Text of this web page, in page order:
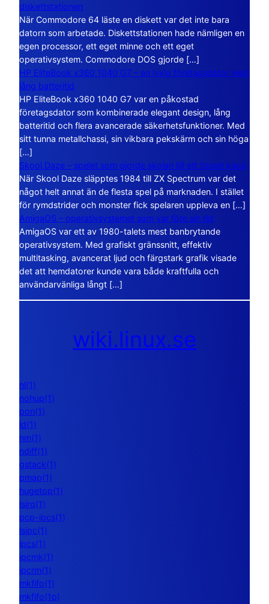
diskettstationen
När Commodore 64 läste en diskett var det inte bara
datorn som arbetade. Diskettstationen hade nämligen en
egen processor, ett eget minne och ett eget
operativsystem. Commodore DOS gjorde […]
HP EliteBook x360 1040 G7 – en lyxig företagsdator med
lång batteritid
HP EliteBook x360 1040 G7 var en påkostad
företagsdator som kombinerade elegant design, lång
batteritid och flera avancerade säkerhetsfunktioner. Med
sitt tunna metallchassi, sin vikbara pekskärm och sin höga
[…]
Skool Daze – spelet som gjorde skolan till ett öppet kaos
När Skool Daze släpptes 1984 till ZX Spectrum var det
något helt annat än de flesta spel på marknaden. I stället
för rymdstrider och monster fick spelaren uppleva en […]
AmigaOS – operativsystemet som var före sin tid
AmigaOS var ett av 1980-talets mest banbrytande
operativsystem. Med grafiskt gränssnitt, effektiv
multitasking, avancerat ljud och färgstark grafik visade
det att hemdatorer kunde vara både kraftfulla och
användarvänliga långt […]
wiki.linux.se
nl(1)
nohup(1)
pon(1)
ld(1)
nm(1)
ndiff(1)
gstack(1)
pmap(1)
hugetop(1)
lsirq(1)
pcp-ipcs(1)
lsipc(1)
ipcs(1)
ipcmk(1)
ipcrm(1)
mkfifo(1)
mkfifo(1p)